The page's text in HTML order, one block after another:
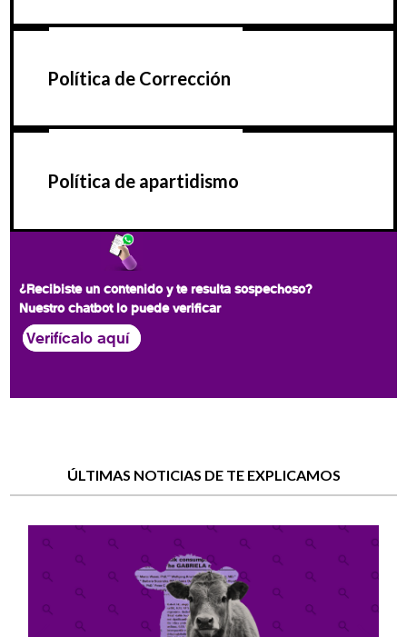
Política de Corrección
Política de apartidismo
¿Recibiste un contenido y te resulta sospechoso?
Nuestro chatbot lo puede verificar
Verifícalo aquí
ÚLTIMAS NOTICIAS DE TE EXPLICAMOS